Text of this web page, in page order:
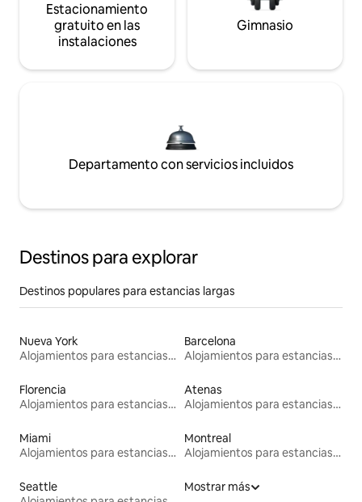
Estacionamiento
gratuito en las
instalaciones
Gimnasio
Departamento con servicios incluidos
Destinos para explorar
Destinos populares para estancias largas
Nueva York
Alojamientos para estancias largas
Barcelona
Alojamientos para estancias largas
Florencia
Alojamientos para estancias largas
Atenas
Alojamientos para estancias largas
Miami
Alojamientos para estancias largas
Montreal
Alojamientos para estancias largas
Seattle
Mostrar más